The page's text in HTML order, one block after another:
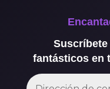
fantásticos en